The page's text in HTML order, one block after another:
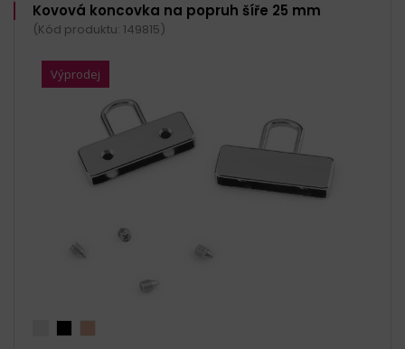
Kovová koncovka na popruh šíře 25 mm
(Kód produktu: 149815)
Výprodej